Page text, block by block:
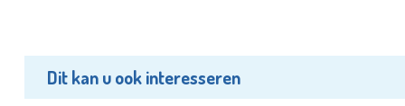
Dit kan u ook interesseren